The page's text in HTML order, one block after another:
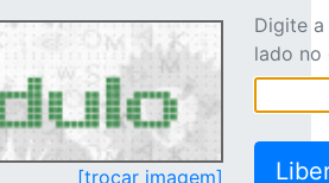
[trocar imagem]
Digite
lado no